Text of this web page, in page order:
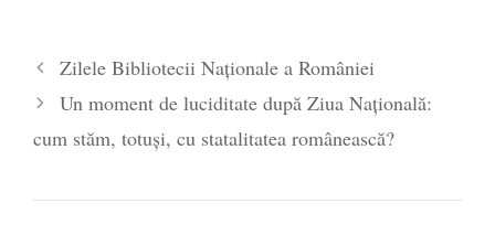
Zilele Bibliotecii Naționale a României
Un moment de luciditate după Ziua Națională:
cum stăm, totuși, cu statalitatea românească?